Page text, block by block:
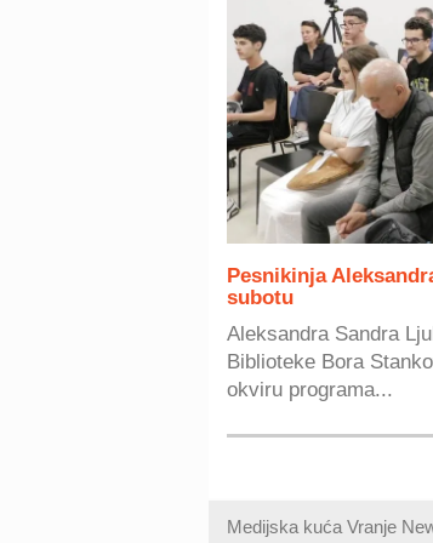
Pesnikinja
subotu
Aleksandra Sandra
Biblioteke Bora
okviru programa...
Medijska kuća Vranje